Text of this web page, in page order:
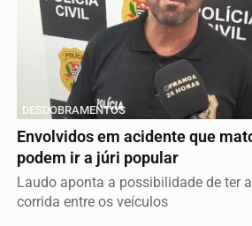
DESDOBRAMENTOS
Envolvidos em acidente que
podem ir a júri popular
Laudo aponta a possibilidade de ter
corrida entre os veículos